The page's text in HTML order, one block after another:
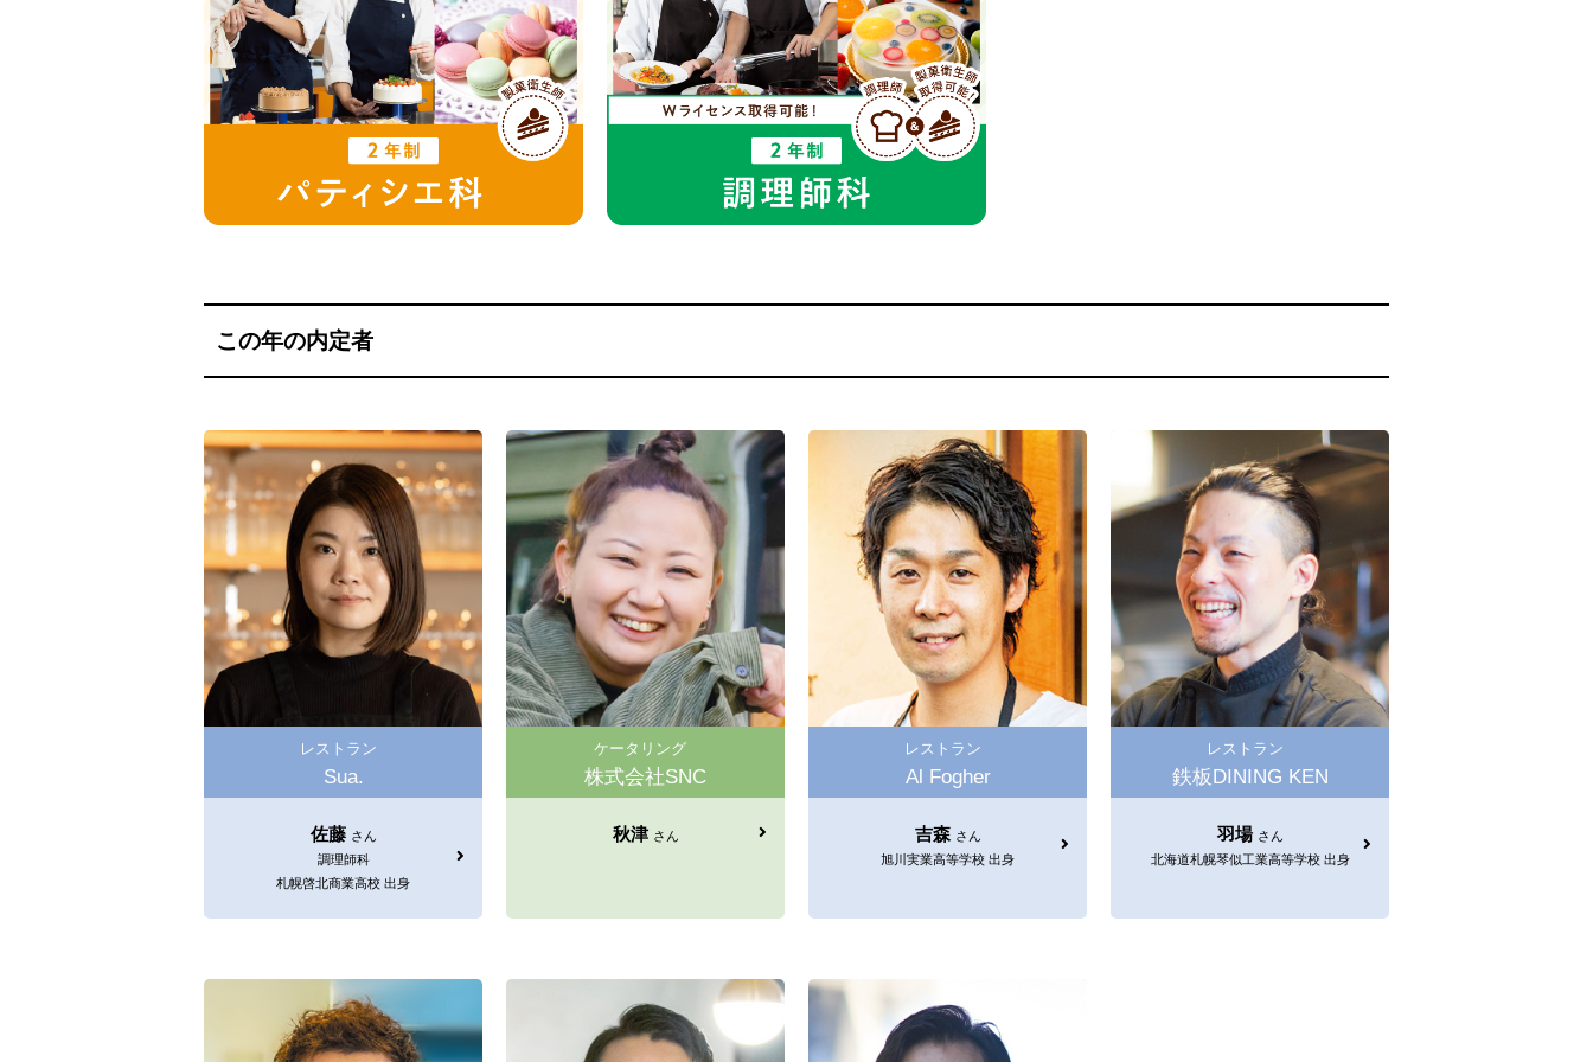
この年の内定者
レストラン
Sua.
佐藤 さん
調理師科
札幌啓北商業高校 出身
ケータリング
株式会社SNC
秋津 さん
レストラン
Al Fogher
吉森 さん
旭川実業高等学校 出身
レストラン
鉄板DINING KEN
羽場 さん
北海道札幌琴似工業高等学校 出身